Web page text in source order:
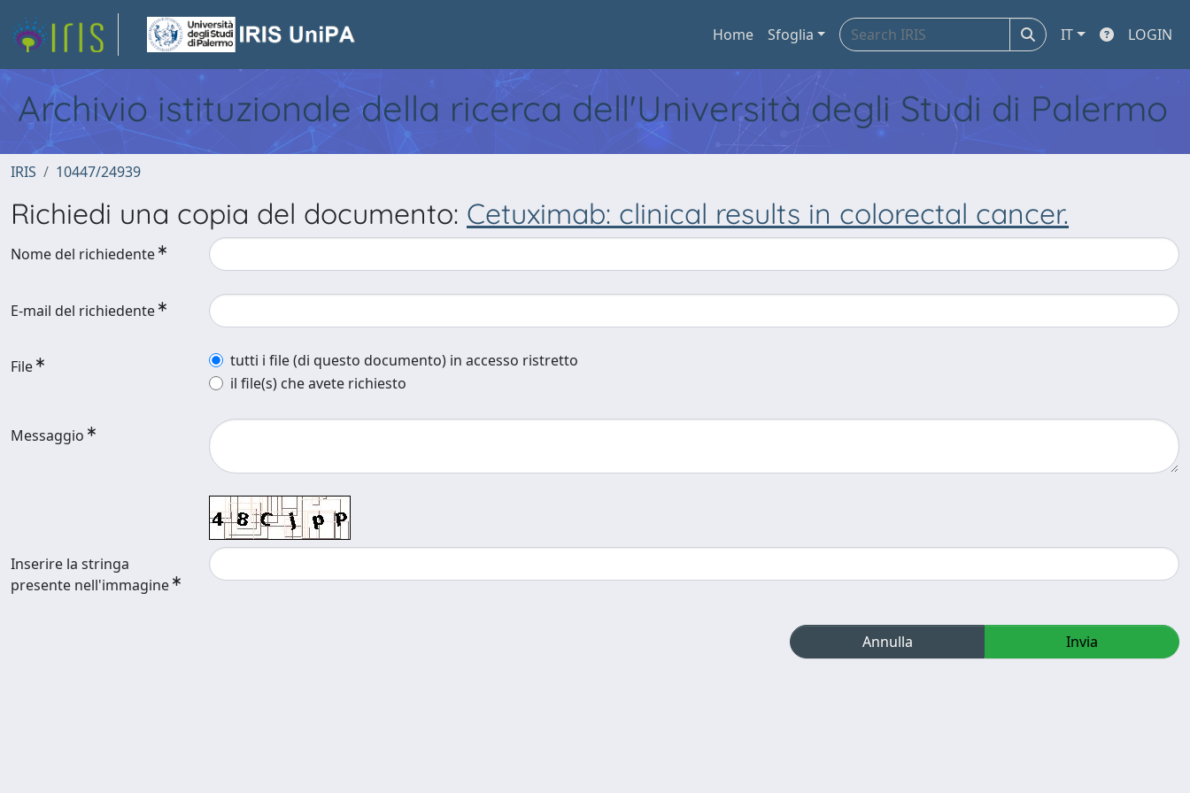
Home Sfoglia IT LOGIN
Archivio istituzionale della ricerca dell'Università degli Studi di Palermo
IRIS 10447/24939
Richiedi una copia del documento: Cetuximab: clinical results in colorectal cancer.
Nome del richiedente
E-mail del richiedente
File
tutti i file (di questo documento) in accesso ristretto
il file(s) che avete richiesto
Messaggio
Inserire la stringa
presente nell'immagine
Annulla Invia